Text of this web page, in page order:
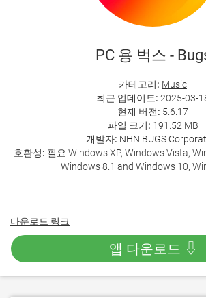
PC 용 벅스 -
카테고리: Music
최근 업데이트: 2025-03-
현재 버전: 5.6.17
파일 크기: 191.52 MB
개발자: NHN BUGS
호환성: 필요 Windows XP, Windows Vista,
Windows 8.1 and Windows 10,
다운로드 링크
앱 다운로드 ⇩